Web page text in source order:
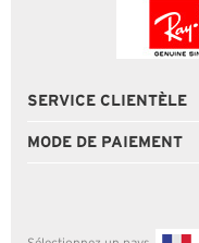
SERVICE CLIENTÈLE
MODE DE PAIEMENT